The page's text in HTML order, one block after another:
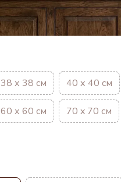
38 х 38 см 40 х 40 см
60 х 60 см 70 x 70 см